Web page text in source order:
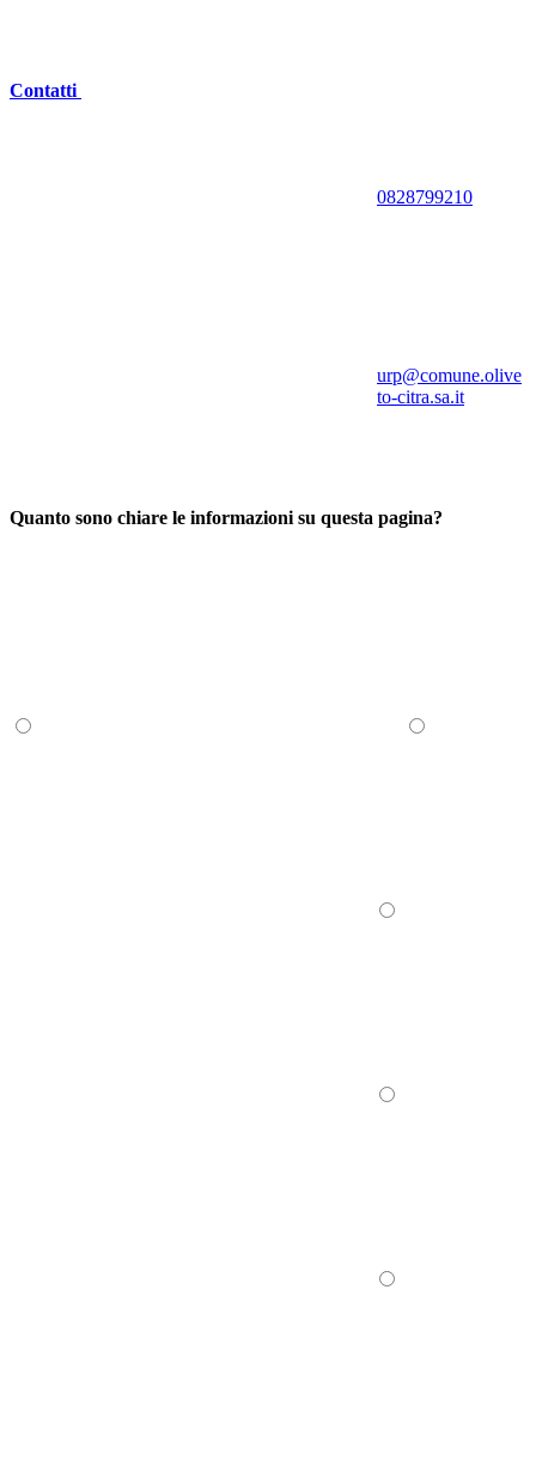
Contatti
0828799210
urp@comune.olive
to-citra.sa.it
Quanto sono chiare le informazioni su questa pagina?